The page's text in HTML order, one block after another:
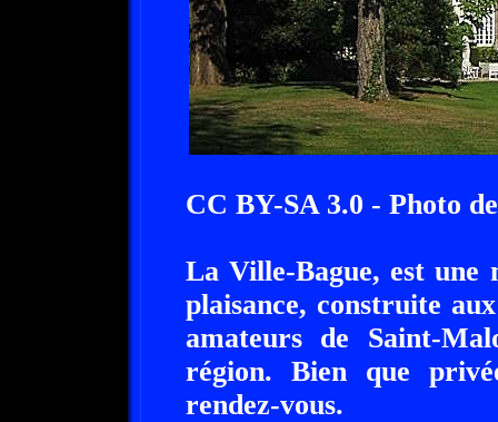
CC BY-SA 3.0 - Photo
La Ville-Bague, est une
plaisance, construite
amateurs de Saint-
région. Bien que
rendez-vous.